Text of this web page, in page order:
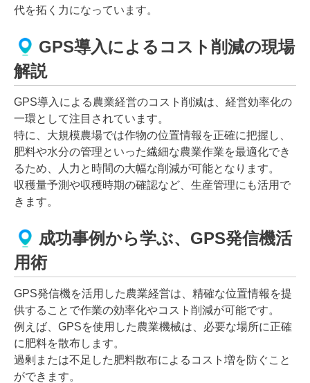
代を拓く力になっています。
GPS導入によるコスト削減の現場
解説
GPS導入による農業経営のコスト削減は、経営効率化の
一環として注目されています。
特に、大規模農場では作物の位置情報を正確に把握し、
肥料や水分の管理といった繊細な農業作業を最適化でき
るため、人力と時間の大幅な削減が可能となります。
収穫量予測や収穫時期の確認など、生産管理にも活用で
きます。
成功事例から学ぶ、GPS発信機活
用術
GPS発信機を活用した農業経営は、精確な位置情報を提
供することで作業の効率化やコスト削減が可能です。
例えば、GPSを使用した農業機械は、必要な場所に正確
に肥料を散布します。
過剰または不足した肥料散布によるコスト増を防ぐこと
ができます。